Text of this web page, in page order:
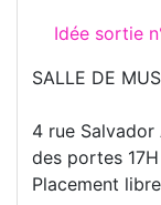
Idée sortie
SALLE DE
4 rue
des portes
Placement libre